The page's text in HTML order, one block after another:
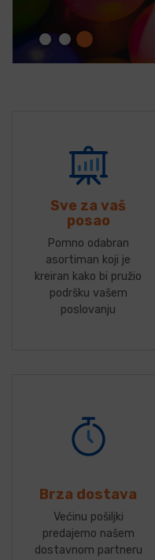
Sve za vaš
posao
Pomno odabran
asortiman koji je
kreiran kako bi pružio
podršku vašem
poslovanju
Brza dostava
Većinu pošiljki
predajemo našem
dostavnom partneru